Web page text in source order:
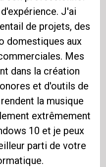
J'ai
de projets, des
domestiques aux
Mes
dans la création
et d'outils de
la musique
extrêmement
10 et je peux
parti de votre